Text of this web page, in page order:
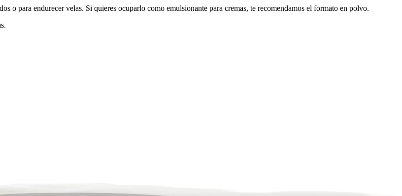
o para endurecer velas. Si quieres ocuparlo como emulsionante para cremas, te recomendamos el formato en polvo.